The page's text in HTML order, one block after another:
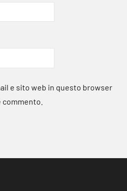
e sito web in questo browser